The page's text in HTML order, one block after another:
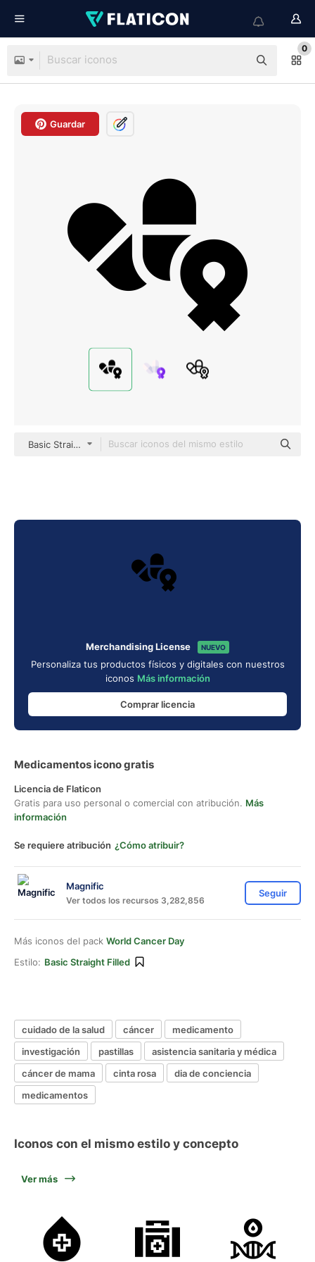
0
Guardar
Basic Straight Filled
Merchandising License NUEVO
Personaliza tus productos físicos y digitales con nuestros
iconos Más información
Comprar licencia
Medicamentos icono gratis
Licencia de Flaticon
Gratis para uso personal o comercial con atribución. Más
información
Se requiere atribución ¿Cómo atribuir?
Magnific
Ver todos los recursos 3,282,856
Seguir
Más iconos del pack World Cancer Day
Estilo: Basic Straight Filled
cuidado de la salud cáncer
medicamento
investigación
pastillas
asistencia sanitaria y médica
cáncer de mama
cinta rosa
dia de conciencia
medicamentos
Iconos con el mismo estilo y concepto
Ver más